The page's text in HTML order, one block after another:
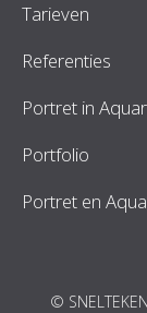
Tarieven
Referenties
Portret in
Portfolio
Portret en
©